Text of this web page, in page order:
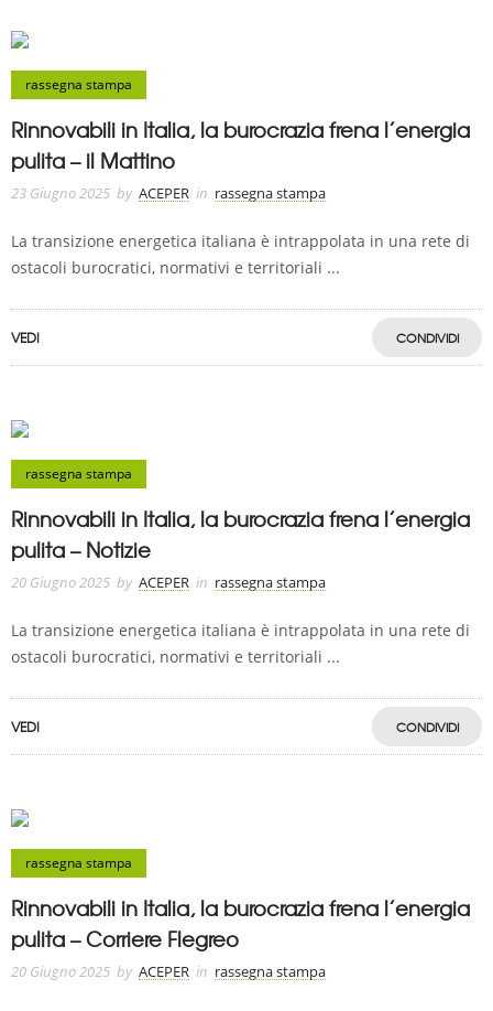
rassegna stampa
Rinnovabili in Italia, la burocrazia frena l’energia
pulita – il Mattino
23 Giugno 2025 by ACEPER in rassegna stampa
La transizione energetica italiana è intrappolata in una rete di
ostacoli burocratici, normativi e territoriali ...
VEDI CONDIVIDI
rassegna stampa
Rinnovabili in Italia, la burocrazia frena l’energia
pulita – Notizie
20 Giugno 2025 by ACEPER in rassegna stampa
La transizione energetica italiana è intrappolata in una rete di
ostacoli burocratici, normativi e territoriali ...
VEDI CONDIVIDI
rassegna stampa
Rinnovabili in Italia, la burocrazia frena l’energia
pulita – Corriere Flegreo
20 Giugno 2025 by ACEPER in rassegna stampa